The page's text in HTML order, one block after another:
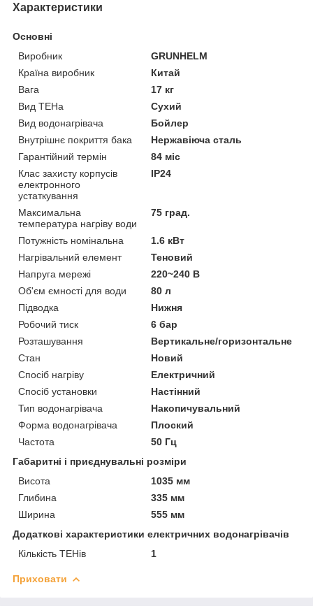
Характеристики
Основні
Виробник
GRUNHELM
Країна виробник
Китай
Вага
17 кг
Вид ТЕНа
Сухий
Вид водонагрівача
Бойлер
Внутрішнє покриття бака
Нержавіюча сталь
Гарантійний термін
84 міс
Клас захисту корпусів
електронного
устаткування
IP24
Максимальна
температура нагріву води
75 град.
Потужність номінальна
1.6 кВт
Нагрівальний елемент
Теновий
Напруга мережі
220~240 В
Об'єм ємності для води
80 л
Підводка
Нижня
Робочий тиск
6 бар
Розташування
Вертикальне/горизонтальне
Стан
Новий
Спосіб нагріву
Електричний
Спосіб установки
Настінний
Тип водонагрівача
Накопичувальний
Форма водонагрівача
Плоский
Частота
50 Гц
Габаритні і приєднувальні розміри
Висота
1035 мм
Глибина
335 мм
Ширина
555 мм
Додаткові характеристики електричних водонагрівачів
Кількість ТЕНів
1
Приховати